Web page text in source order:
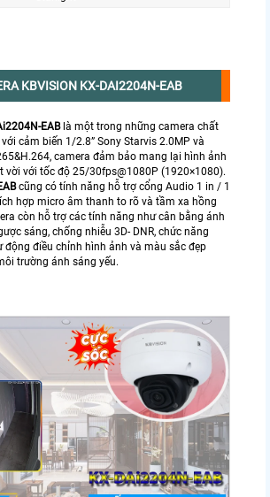
KBVISION KX-DAI2204N-EAB
EABlà một trong những camera chất
cảm biến 1/2.8” Sony Starvis 2.0MP và
camera đảm bảo mang lại hình ảnh
vời với tốc độ 25/30fps@1080P (1920×1080).
cũng có tính năng hỗ trợ cổng Audio 1 in / 1
hợp micro âm thanh to rõ và tầm xa hồng
còn hỗ trợ các tính năng như cân bằng ánh
sáng, chống nhiễu 3D- DNR, chức năng
động điều chỉnh hình ảnh và màu sắc đẹp
trường ánh sáng yếu.